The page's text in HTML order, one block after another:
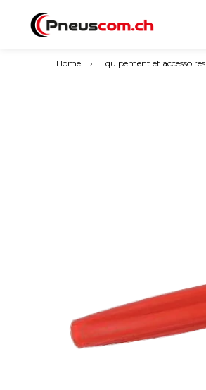
Home › Equipement et accessoires